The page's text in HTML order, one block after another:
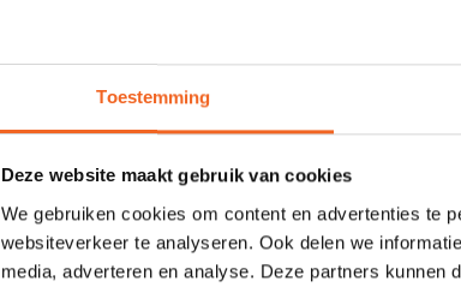
Toestemming
Deze website maakt gebruik van cookies
We gebruiken cookies om content en advertenties te
websiteverkeer te analyseren. Ook delen we
media, adverteren en analyse. Deze partners kunnen